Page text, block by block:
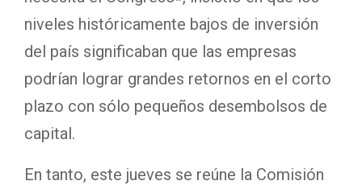
niveles históricamente bajos de inversión
del país significaban que las empresas
podrían lograr grandes retornos en el corto
plazo con sólo pequeños desembolsos de
capital.
En tanto, este jueves se reúne la Comisión